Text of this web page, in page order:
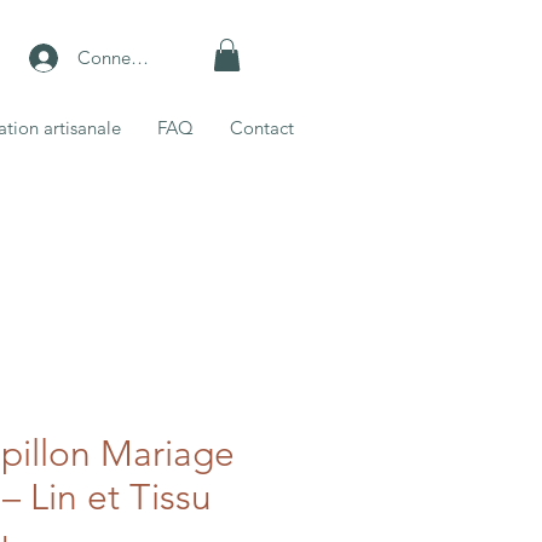
Connexion
artisanale FAQ Contact
Mariage
Lin et Tissu